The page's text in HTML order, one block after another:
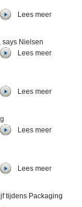
Lees meer
says Nielsen
Lees meer
Lees meer
Lees meer
Lees meer
tijdens Packaging